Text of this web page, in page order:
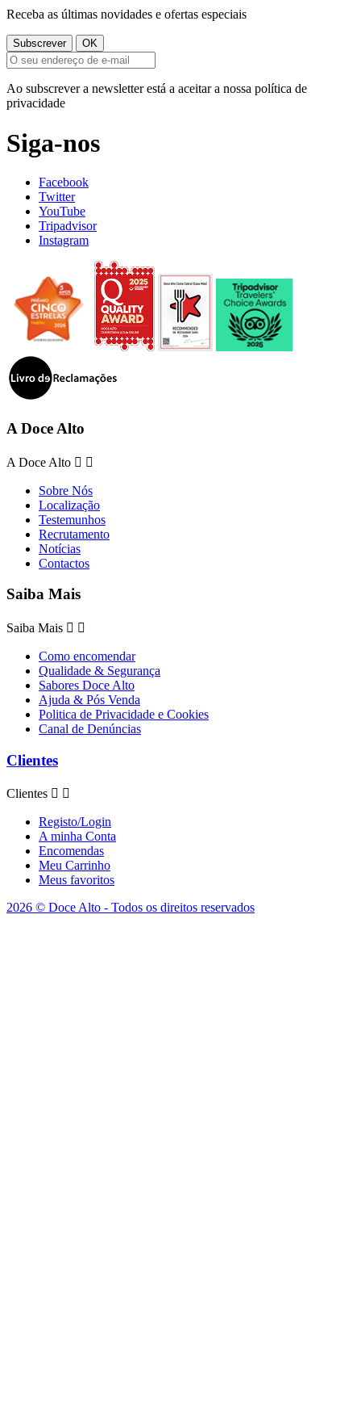
Receba as últimas novidades e ofertas especiais
Ao subscrever a newsletter está a aceitar a nossa política de
privacidade
Siga-nos
Facebook
Twitter
YouTube
Tripadvisor
Instagram
A Doce Alto
A Doce Alto  
Sobre Nós
Localização
Testemunhos
Recrutamento
Notícias
Contactos
Saiba Mais
Saiba Mais  
Como encomendar
Qualidade & Segurança
Sabores Doce Alto
Ajuda & Pós Venda
Politica de Privacidade e Cookies
Canal de Denúncias
Clientes
Clientes  
Registo/Login
A minha Conta
Encomendas
Meu Carrinho
Meus favoritos
2026 © Doce Alto - Todos os direitos reservados